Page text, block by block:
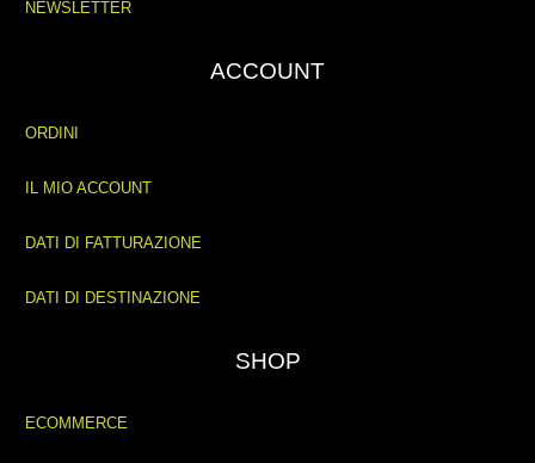
NEWSLETTER
ACCOUNT
ORDINI
IL MIO ACCOUNT
DATI DI FATTURAZIONE
DATI DI DESTINAZIONE
SHOP
ECOMMERCE